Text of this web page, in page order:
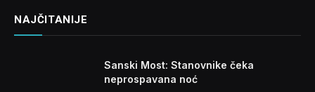
NAJČITANIJE
Sanski Most: Stanovnike čeka
neprospavana noć